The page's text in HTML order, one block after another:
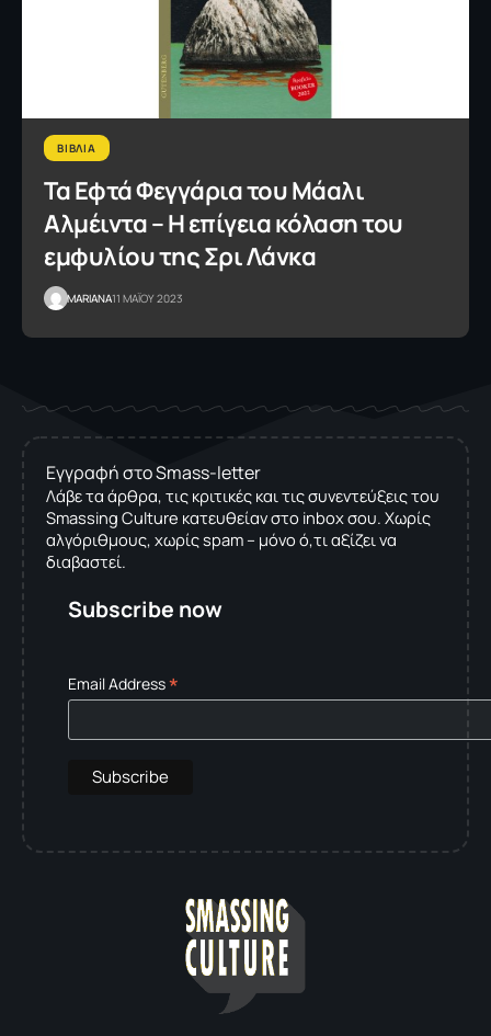
ΒΙΒΛΙΑ
Τα Εφτά Φεγγάρια του Μάαλι
Αλμέιντα – Η επίγεια κόλαση του
εμφυλίου της Σρι Λάνκα
MARIANA11 ΜΑΪΟΥ 2023
Εγγραφή στο Smass-letter
Λάβε τα άρθρα, τις κριτικές και τις συνεντεύξεις του
Smassing Culture κατευθείαν στο inbox σου. Χωρίς
αλγόριθμους, χωρίς spam – μόνο ό,τι αξίζει να
διαβαστεί.
Subscribe now
Email Address*